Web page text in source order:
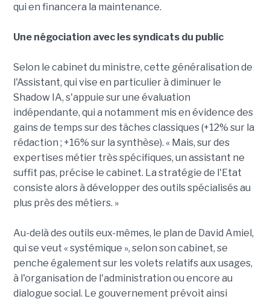
qui en financera la maintenance.
Une négociation avec les syndicats du public
Selon le cabinet du ministre, cette généralisation de
l'Assistant, qui vise en particulier à diminuer le
Shadow IA, s'appuie sur une évaluation
indépendante, qui a notamment mis en évidence des
gains de temps sur des tâches classiques (+12% sur la
rédaction ; +16% sur la synthèse). « Mais, sur des
expertises métier très spécifiques, un assistant ne
suffit pas, précise le cabinet. La stratégie de l'Etat
consiste alors à développer des outils spécialisés au
plus près des métiers. »
Au-delà des outils eux-mêmes, le plan de David Amiel,
qui se veut « systémique », selon son cabinet, se
penche également sur les volets relatifs aux usages,
à l'organisation de l'administration ou encore au
dialogue social. Le gouvernement prévoit ainsi